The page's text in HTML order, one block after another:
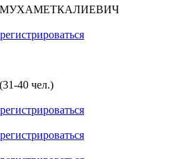
40 чел.)